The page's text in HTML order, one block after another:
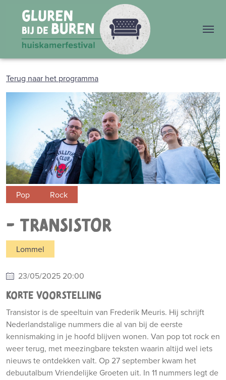
Terug naar het programma
Pop Rock
- TRANSISTOR
Lommel
23/05/2025 20:00
KORTE VOORSTELLING
Transistor is de speeltuin van Frederik Meuris. Hij schrijft
Nederlandstalige nummers die al van bij de eerste
kennismaking in je hoofd blijven wonen. Van pop tot rock en
weer terug, met meezingbare teksten waarin altijd wel iets
nieuws te ontdekken valt. Op 27 september kwam het
debuutalbum Vriendelijke Groeten uit. In 11 nummers legt de